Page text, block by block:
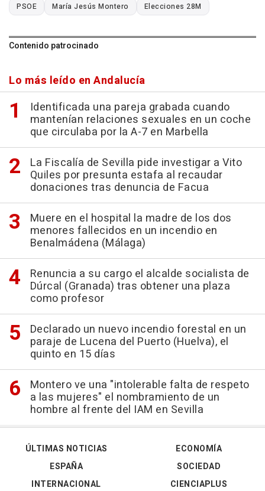
PSOE María Jesús Montero Elecciones 28M
Contenido patrocinado
Lo más leído en Andalucía
Identificada una pareja grabada cuando
mantenían relaciones sexuales en un coche
que circulaba por la A-7 en Marbella
La Fiscalía de Sevilla pide investigar a Vito
Quiles por presunta estafa al recaudar
donaciones tras denuncia de Facua
Muere en el hospital la madre de los dos
menores fallecidos en un incendio en
Benalmádena (Málaga)
Renuncia a su cargo el alcalde socialista de
Dúrcal (Granada) tras obtener una plaza
como profesor
Declarado un nuevo incendio forestal en un
paraje de Lucena del Puerto (Huelva), el
quinto en 15 días
Montero ve una "intolerable falta de respeto
a las mujeres" el nombramiento de un
hombre al frente del IAM en Sevilla
ÚLTIMAS NOTICIAS
ESPAÑA
INTERNACIONAL
ECONOMÍA
SOCIEDAD
CIENCIAPLUS